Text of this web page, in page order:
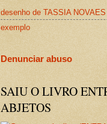
desenho de TASSIA NOVAES
exemplo
Denunciar abuso
SAIU O LIVRO
ABJETOS